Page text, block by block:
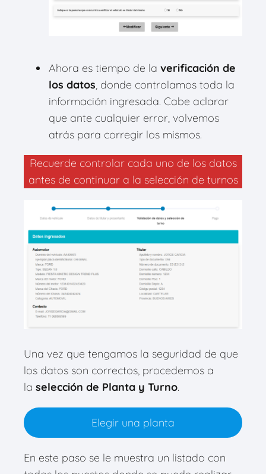
Ahora es tiempo de la verificación de
los datos, donde controlamos toda la
información ingresada. Cabe aclarar
que ante cualquier error, volvemos
atrás para corregir los mismos.
Recuerde controlar cada uno de los datos
antes de continuar a la selección de turnos
Una vez que tengamos la seguridad de que
los datos son correctos, procedemos a
la selección de Planta y Turno.
Elegir una planta
En este paso se le muestra un listado con